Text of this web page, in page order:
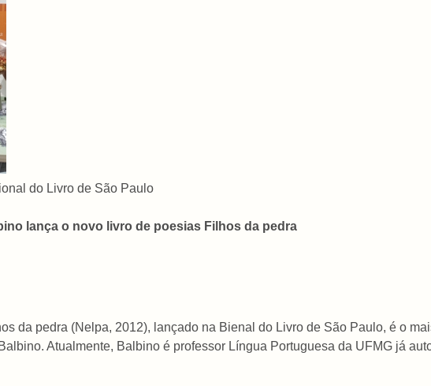
do Livro de São Paulo
lança o novo livro de poesias Filhos da pedra
da pedra (Nelpa, 2012), lançado na Bienal do Livro de São Paulo, é o
Atualmente, Balbino é professor Língua Portuguesa da UFMG já